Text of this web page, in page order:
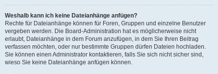
Weshalb kann ich keine Dateianhänge anfügen?
Rechte für Dateianhänge können für Foren, Gruppen und einzelne Benutzer
vergeben werden. Die Board-Administration hat es möglicherweise nicht
erlaubt, Dateianhänge in dem Forum anzufügen, in dem Sie Ihren Beitrag
verfassen möchten, oder nur bestimmte Gruppen dürfen Dateien hochladen.
Sie können einen Administrator kontaktieren, falls Sie sich nicht sicher sind,
wieso Sie keine Dateianhänge anfügen können.